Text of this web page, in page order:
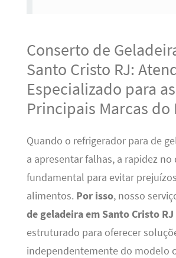
Conserto de
Santo Cristo RJ:
Especializado para as
Principais Marcas do
Quando o refrigerador para de
a apresentar falhas, a rapidez no
fundamental para evitar
alimentos. Por isso, nosso
de geladeira em Santo Cristo RJ
estruturado para oferecer
independentemente do modelo